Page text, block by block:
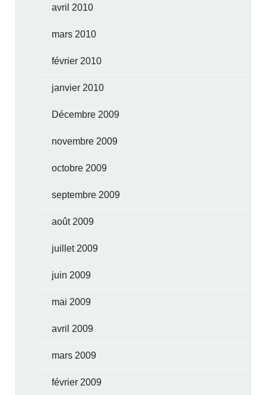
avril 2010
mars 2010
février 2010
janvier 2010
Décembre 2009
novembre 2009
octobre 2009
septembre 2009
août 2009
juillet 2009
juin 2009
mai 2009
avril 2009
mars 2009
février 2009